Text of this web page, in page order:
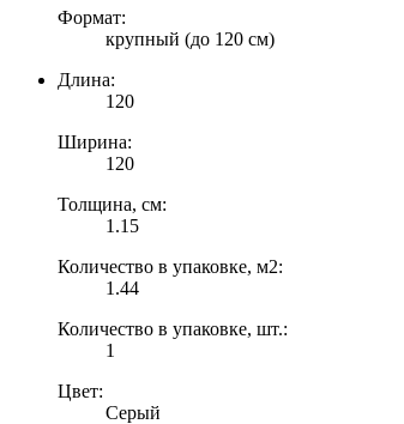
Формат:
крупный (до 120 см)
Длина:
120
Ширина:
120
Толщина, см:
1.15
Количество в упаковке, м2:
1.44
Количество в упаковке, шт.:
1
Цвет:
Серый